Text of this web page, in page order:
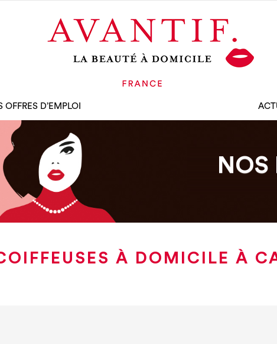
OFFRES D’EMPLOI
NOS
À DOMICILE À